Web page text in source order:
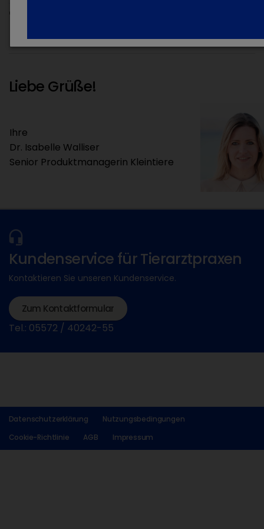
allen Geräten und in 18 Sprachen verfügbar
Liebe Grüße!
Ihre
Dr. Isabelle Walliser
Senior Produktmanagerin Kleintiere
Kundenservice für Tierarztpraxen
Kontaktieren Sie unseren Kundenservice.
Zum Kontaktformular
Tel.: 05572 / 40242-55
Datenschutzerklärung
Nutzungsbedingungen
Cookie-Richtlinie
AGB Impressum